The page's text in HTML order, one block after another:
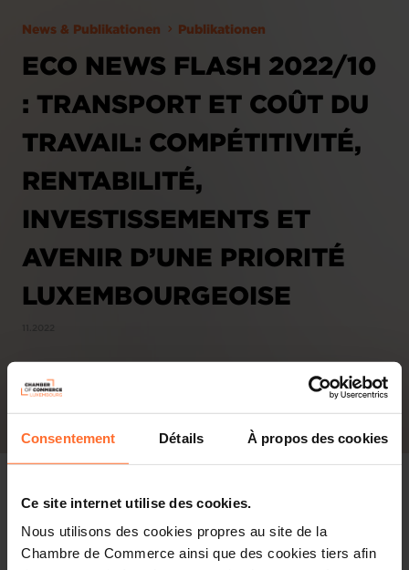
Consentement Détails À propos des cookies
Ce site internet utilise des cookies.
Nous utilisons des cookies propres au site de la
Chambre de Commerce ainsi que des cookies tiers afin
News & Publikationen Publikationen
ECO NEWS FLASH 2022/10
: TRANSPORT ET COÛT DU
TRAVAIL: COMPÉTITIVITÉ,
RENTABILITÉ,
INVESTISSEMENTS ET
AVENIR D’UNE PRIORITÉ
LUXEMBOURGEOISE